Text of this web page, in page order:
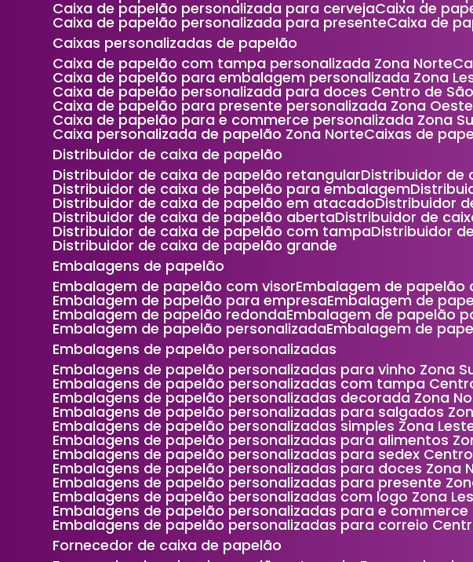
Caixa de papelão personalizada para cerveja Caixa de
Caixa de papelão personalizada para presente
Caixa de
Caixas personalizadas de papelão
Caixa de papelão com tampa personalizada Zona Norte
Caixa de papelão para embalagem personalizada Zona
Caixa de papelão personalizada para doces Centro de
Caixa de papelão para presente personalizada Zona Oeste
Caixa de papelão para e commerce personalizada Zona
Caixa personalizada de papelão Zona Norte
Caixas de
Distribuidor de caixa de papelão
Distribuidor de caixa de papelão retangular Distribuidor
Distribuidor de caixa de papelão para embalagem
Distribuidor de caixa de papelão em atacado Distribuidor
Distribuidor de caixa de papelão aberta Distribuidor de
Distribuidor de caixa de papelão com tampa Distribuidor
Distribuidor de caixa de papelão grande
Embalagens de papelão
Embalagem de papelão com visor Embalagem de papelão
Embalagem de papelão para empresa Embalagem de
Embalagem de papelão redonda Embalagem de papelão
Embalagem de papelão personalizada Embalagem de
Embalagens de papelão personalizadas
Embalagens de papelão personalizadas para vinho Zona
Embalagens de papelão personalizadas com tampa
Embalagens de papelão personalizadas decorada Zona
Embalagens de papelão personalizadas para salgados
Embalagens de papelão personalizadas simples Zona
Embalagens de papelão personalizadas para alimentos
Embalagens de papelão personalizadas para sedex
Embalagens de papelão personalizadas para doces Zona
Embalagens de papelão personalizadas para presente
Embalagens de papelão personalizadas com logo Zona
Embalagens de papelão personalizadas para e commerce
Embalagens de papelão personalizadas para correio
Fornecedor de caixa de papelão